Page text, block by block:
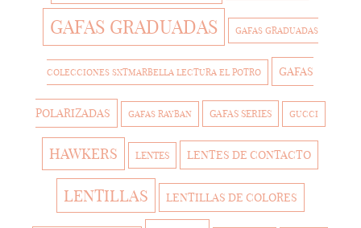
GAFAS GRADUADAS GAFAS GRADUADAS
COLECCIONES SXTMARBELLA LECTURA EL POTRO GAFAS
POLARIZADAS GAFAS RAYBAN GAFAS SERIES GUCCI
HAWKERS LENTES LENTES DE CONTACTO
LENTILLAS LENTILLAS DE COLORES